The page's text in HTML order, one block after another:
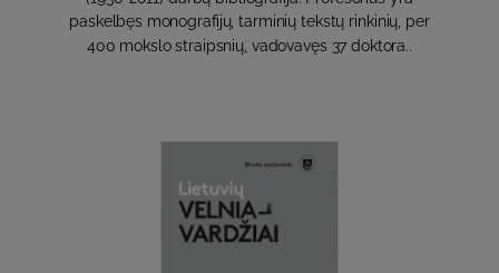
paskelbęs monografijų, tarminių tekstų rinkinių, per
400 mokslo straipsnių, vadovavęs 37 doktora..